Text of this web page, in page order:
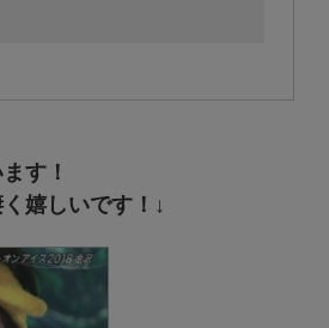
す！
嬉しいです！↓